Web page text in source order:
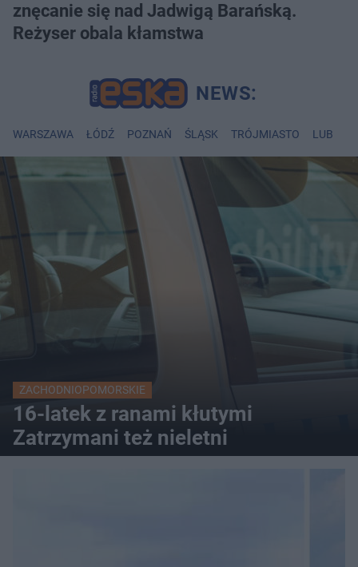
znęcanie się nad Jadwigą Barańską.
Reżyser obala kłamstwa
WARSZAWA ŁÓDŹ POZNAŃ ŚLĄSK TRÓJMIASTO LUBLIN
ZACHODNIOPOMORSKIE
16-latek z ranami kłutymi
Zatrzymani też nieletni